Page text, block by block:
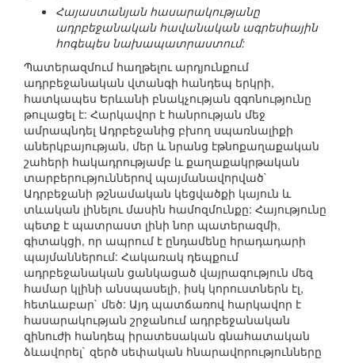
Հայաստանյան հասարակությանը
ադրբեջանական հավանական ագրեսիային
հոգեպես նախապատրաստում:
Պատերազմում հաղթելու արդյունքում
ադրբեջանական վտանգի հանդեպ երկրի,
հատկապես Երևանի բնակչության զգոնությունը
թուլացել է: Հարկավոր է հանրության մեջ
ամրապնդել Ադրբեջանից բխող սպառնալիքի
աներկբայության, մեր և նրանց էթնոքաղաքական
շահերի հակադրությամբ և քաղաքակրթական
տարբերություններով պայմանավորված`
Ադրբեջանի թշնամական կեցվածքի կայուն և
տևական լինելու մասին համոզմունքը: Հայությունը
պետք է պատրաստ լինի նոր պատերազմի,
գիտակցի, որ ապրում է ընդամենը հրադադարի
պայմաններում: Հակառակ դեպքում
ադրբեջանական ցանկացած վայրագություն մեզ
համար կլինի անսպասելի, իսկ կորուստներն էլ,
հետևաբար` մեծ: Այդ պատճառով հարկավոր է
հասարակության շրջանում ադրբեջանական
զինուժի հանդեպ իրատեսական գնահատական
ձևավորել` զերծ սեփական հնարավորությունները